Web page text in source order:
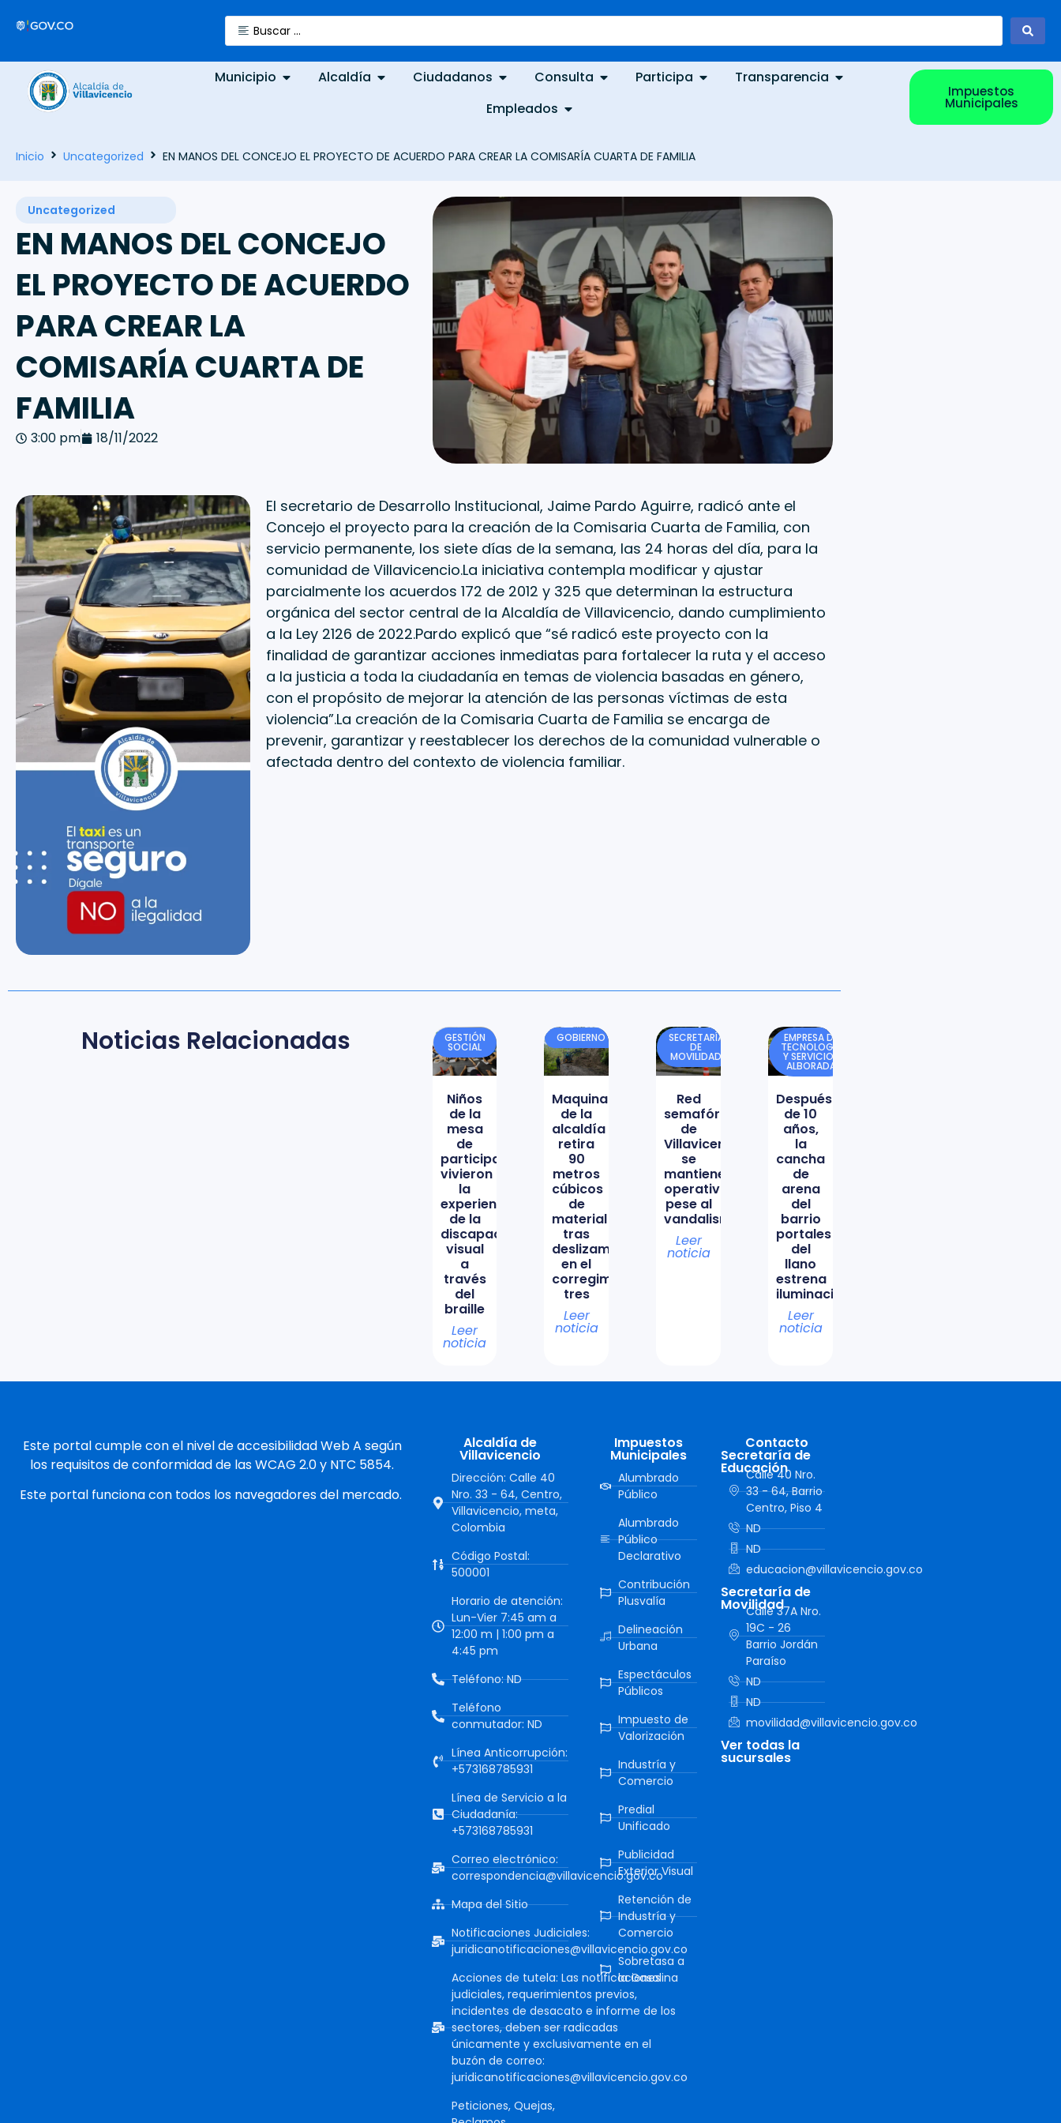
Municipio Alcaldía Ciudadanos Consulta Participa
Transparencia
Empleados
Impuestos
Municipales
Inicio Uncategorized EN MANOS DEL CONCEJO EL PROYECTO DE ACUERDO PARA CREAR LA COMISARÍA CUARTA DE FAMILIA
Uncategorized
EN MANOS DEL CONCEJO
EL PROYECTO DE ACUERDO
PARA CREAR LA
COMISARÍA CUARTA DE
FAMILIA
3:00 pm 18/11/2022
El secretario de Desarrollo Institucional, Jaime Pardo Aguirre, radicó ante el
Concejo el proyecto para la creación de la Comisaria Cuarta de Familia, con
servicio permanente, los siete días de la semana, las 24 horas del día, para la
comunidad de Villavicencio.La iniciativa contempla modificar y ajustar
parcialmente los acuerdos 172 de 2012 y 325 que determinan la estructura
orgánica del sector central de la Alcaldía de Villavicencio, dando cumplimiento
a la Ley 2126 de 2022.Pardo explicó que “sé radicó este proyecto con la
finalidad de garantizar acciones inmediatas para fortalecer la ruta y el acceso
a la justicia a toda la ciudadanía en temas de violencia basadas en género,
con el propósito de mejorar la atención de las personas víctimas de esta
violencia”.La creación de la Comisaria Cuarta de Familia se encarga de
prevenir, garantizar y reestablecer los derechos de la comunidad vulnerable o
afectada dentro del contexto de violencia familiar.
Noticias Relacionadas GESTIÓN
SOCIAL
Niños
de la
mesa
de
participación
vivieron
la
experiencia
de la
discapacidad
visual
a
través
del
braille
Leer
noticia
GOBIERNO
Maquinaria
de la
alcaldía
retira
90
metros
cúbicos
de
material
tras
deslizamiento
en el
corregimiento
tres
Leer
noticia
SECRETARÍA
DE
MOVILIDAD
Red
semafórica
de
Villavicencio
se
mantiene
operativa
pese al
vandalismo
Leer
noticia
EMPRESA DE
TECNOLOGÍA
Y SERVICIOS
ALBORADA
Después
de 10
años,
la
cancha
de
arena
del
barrio
portales
del
llano
estrena
iluminación
Leer
noticia
Este portal cumple con el nivel de accesibilidad Web A según
los requisitos de conformidad de las WCAG 2.0 y NTC 5854.
Este portal funciona con todos los navegadores del mercado.
Alcaldía de
Villavicencio
Dirección: Calle 40
Nro. 33 - 64, Centro,
Villavicencio, meta,
Colombia
Código Postal:
500001
Horario de atención:
Lun-Vier 7:45 am a
12:00 m | 1:00 pm a
4:45 pm
Teléfono: ND
Teléfono
conmutador: ND
Línea Anticorrupción:
+573168785931
Línea de Servicio a la
Ciudadanía:
+573168785931
Correo electrónico:
correspondencia@villavicencio.gov.co
Mapa del Sitio
Notificaciones Judiciales:
juridicanotificaciones@villavicencio.gov.co
Acciones de tutela: Las notificaciones
judiciales, requerimientos previos,
incidentes de desacato e informe de los
sectores, deben ser radicadas
únicamente y exclusivamente en el
buzón de correo:
juridicanotificaciones@villavicencio.gov.co
Peticiones, Quejas,
Impuestos
Municipales
Alumbrado
Público
Alumbrado
Público
Declarativo
Contribución
Plusvalía
Delineación
Urbana
Espectáculos
Públicos
Impuesto de
Valorización
Industría y
Comercio
Predial
Unificado
Publicidad
Exterior Visual
Retención de
Industría y
Comercio
Sobretasa a
la Gasolina
Contacto
Secretaría de
Educación
Calle 40 Nro.
33 - 64, Barrio
Centro, Piso 4
ND
ND
educacion@villavicencio.gov.co
Secretaría de
Movilidad
Calle 37A Nro.
19C - 26
Barrio Jordán
Paraíso
ND
ND
movilidad@villavicencio.gov.co
Ver todas la
sucursales